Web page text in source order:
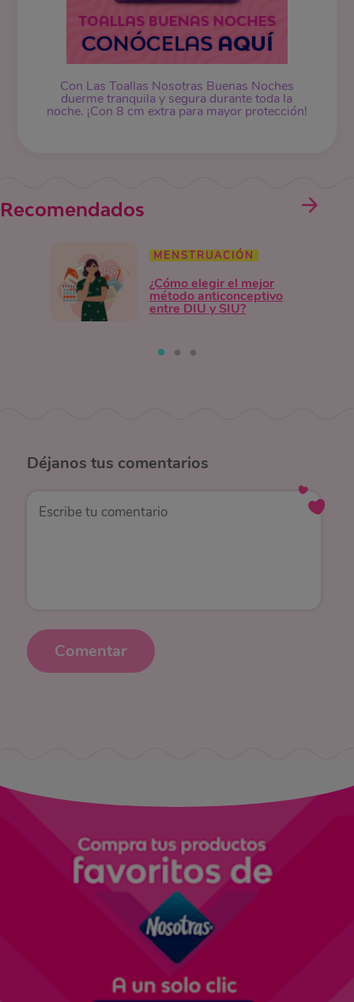
Con Las Toallas Nosotras Buenas Noches
duerme tranquila y segura durante toda la
noche. ¡Con 8 cm extra para mayor protección!
Recomendados
MENSTRUACIÓN
¿Cómo elegir el mejor
método anticonceptivo
entre DIU y SIU?
Déjanos tus comentarios
Comentar